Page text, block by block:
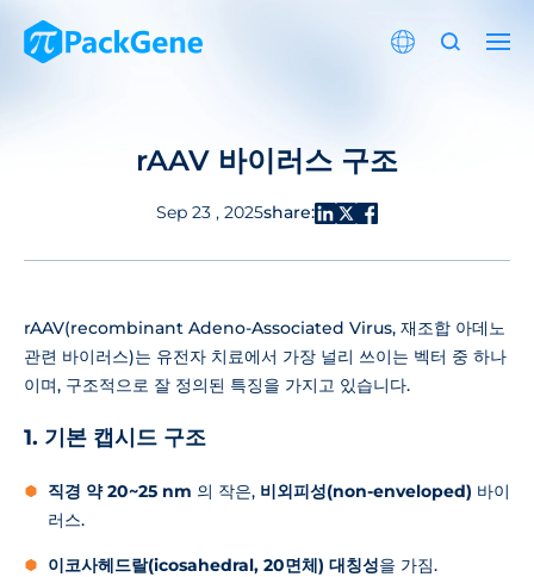
rAAV 바이러스 구조
Sep 23 , 2025share:
rAAV(recombinant Adeno-Associated Virus, 재조합 아데노
관련 바이러스)는 유전자 치료에서 가장 널리 쓰이는 벡터 중 하나
이며, 구조적으로 잘 정의된 특징을 가지고 있습니다.
1. 기본 캡시드 구조
직경 약 20~25 nm 의 작은, 비외피성(non-enveloped) 바이
러스.
이코사헤드랄(icosahedral, 20면체) 대칭성을 가짐.